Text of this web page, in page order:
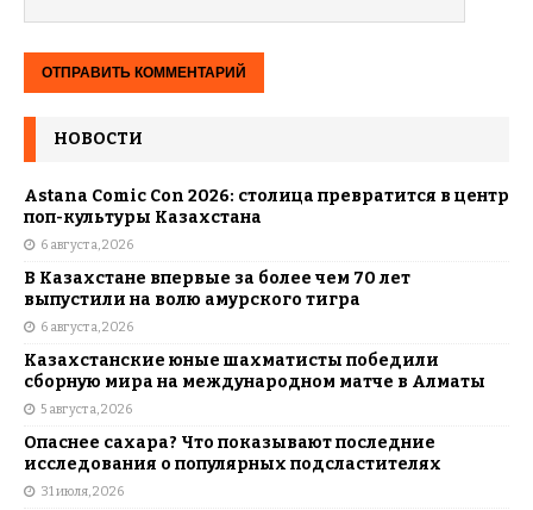
НОВОСТИ
Astana Comic Con 2026: столица превратится в центр
поп-культуры Казахстана
6 августа, 2026
В Казахстане впервые за более чем 70 лет
выпустили на волю амурского тигра
6 августа, 2026
Казахстанские юные шахматисты победили
сборную мира на международном матче в Алматы
5 августа, 2026
Опаснее сахара? Что показывают последние
исследования о популярных подсластителях
31 июля, 2026